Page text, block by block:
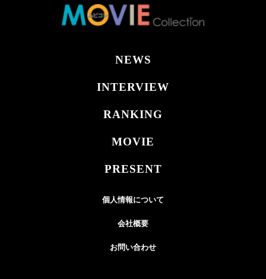
NEWS
INTERVIEW
RANKING
MOVIE
PRESENT
個人情報について
会社概要
お問い合わせ